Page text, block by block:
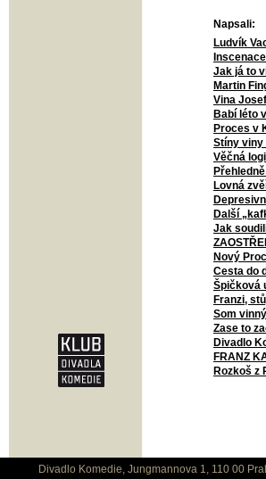
Napsali:
Ludvík
Jak já to
Martin
Vina
Babí léto
Proces v
Stíny viny
Věčná
Lovná
Další
Jak
Nový
Cesta do
Špičková
Franzi,
Som
Zase to
Divadlo
FRANZ
Rozkoš z
Divadlo Komedie, Jungmannova 1, 110 00